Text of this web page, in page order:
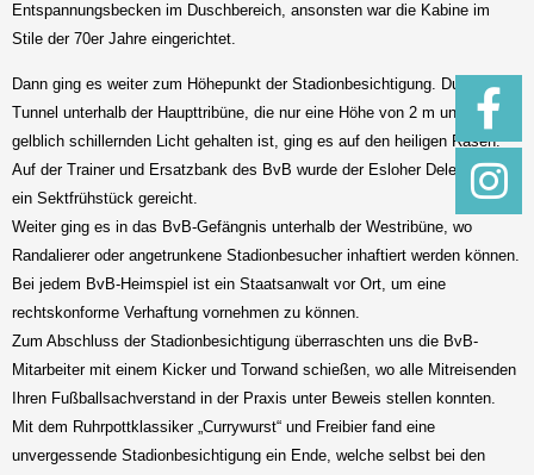
Entspannungsbecken im Duschbereich, ansonsten war die Kabine im
Stile der 70er Jahre eingerichtet.
Dann ging es weiter zum Höhepunkt der Stadionbesichtigung. Durch den
Tunnel unterhalb der Haupttribüne, die nur eine Höhe von 2 m und im
gelblich schillernden Licht gehalten ist, ging es auf den heiligen Rasen.
Auf der Trainer und Ersatzbank des BvB wurde der Esloher Delegation
ein Sektfrühstück gereicht.
Weiter ging es in das BvB-Gefängnis unterhalb der Westribüne, wo
Randalierer oder angetrunkene Stadionbesucher inhaftiert werden können.
Bei jedem BvB-Heimspiel ist ein Staatsanwalt vor Ort, um eine
rechtskonforme Verhaftung vornehmen zu können.
Zum Abschluss der Stadionbesichtigung überraschten uns die BvB-
Mitarbeiter mit einem Kicker und Torwand schießen, wo alle Mitreisenden
Ihren Fußballsachverstand in der Praxis unter Beweis stellen konnten.
Mit dem Ruhrpottklassiker „Currywurst“ und Freibier fand eine
unvergessende Stadionbesichtigung ein Ende, welche selbst bei den